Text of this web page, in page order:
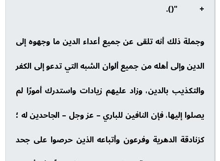
+ "().
وجملة ذلك أنه تلقى عن جميع أعداء الدين ما وجهوه إلى
الدين وإلى أهله من جميع ألوان الشبه التي تدعو إلى الكفر
والتكذيب بالدين، وزاد عليهم زيادات واستدرك أمورًا لم
يصلوا إليها، فإن النافين للباري – عز وجل – الجاحدين له ؛
كزنادقة الدهرية وفرعون وأتباعه الذين حرصوا على جحد